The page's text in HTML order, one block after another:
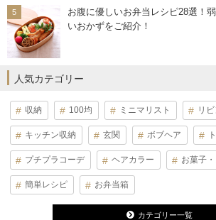
お腹に優しいお弁当レシピ28選！
いおかずをご紹介！
人気カテゴリー
収納 100均 ミニマリスト リ
キッチン収納 玄関 ボブヘア
プチプラコーデ ヘアカラー お菓子
簡単レシピ お弁当箱
カテゴリー一覧